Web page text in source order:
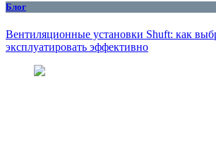
Блог
Вентиляционные установки Shuft: как
эксплуатировать эффективно